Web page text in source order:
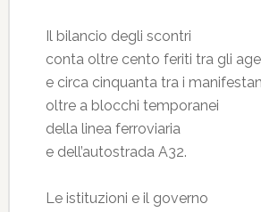
Il bilancio degli scontri
conta oltre cento feriti tra gli
e circa cinquanta tra i
oltre a blocchi temporanei
della linea ferroviaria
e dell’autostrada A32.
Le istituzioni e il governo